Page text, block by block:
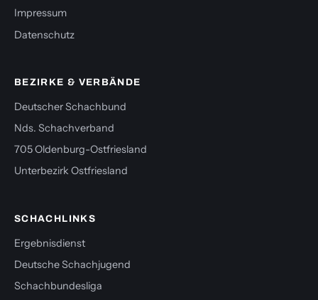
Impressum
Datenschutz
BEZIRKE & VERBÄNDE
Deutscher Schachbund
Nds. Schachverband
705 Oldenburg-Ostfriesland
Unterbezirk Ostfriesland
SCHACHLINKS
Ergebnisdienst
Deutsche Schachjugend
Schachbundesliga